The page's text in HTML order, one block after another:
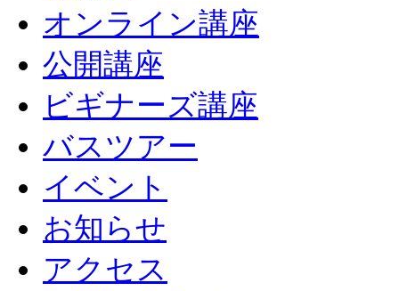
オンライン講座
公開講座
ビギナーズ講座
バスツアー
イベント
お知らせ
アクセス